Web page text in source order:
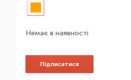
Немає в наявності
Підписатися